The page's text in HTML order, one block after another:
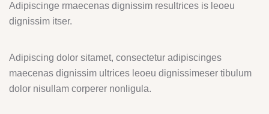
Adipiscinge rmaecenas dignissim resultrices is leoeu
dignissim itser.
Adipiscing dolor sitamet, consectetur adipiscinges
maecenas dignissim ultrices leoeu dignissimeser tibulum
dolor nisullam corperer nonligula.